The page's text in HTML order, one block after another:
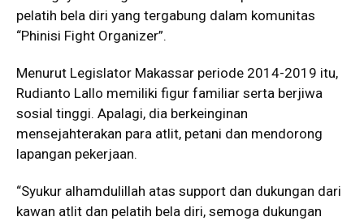
pelatih bela diri yang tergabung dalam komunitas
“Phinisi Fight Organizer”.
Menurut Legislator Makassar periode 2014-2019 itu,
Rudianto Lallo memiliki figur familiar serta berjiwa
sosial tinggi. Apalagi, dia berkeinginan
mensejahterakan para atlit, petani dan mendorong
lapangan pekerjaan.
“Syukur alhamdulillah atas support dan dukungan dari
kawan atlit dan pelatih bela diri, semoga dukungan